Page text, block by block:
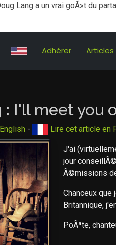
Lang a un vrai goÃ»t du
Adhérer Articles
: I'll meet you
- Lire cet article en
J'ai
jour
Ã©missions
Chanceux
Britannique,
PoÃªte,